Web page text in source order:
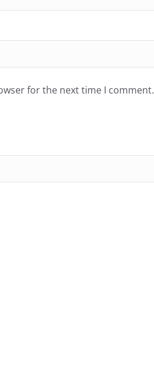
for the next time I comment.